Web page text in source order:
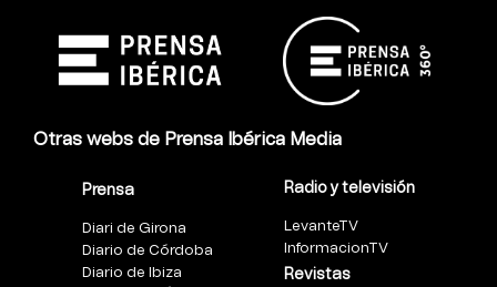
Otras webs de Prensa Ibérica Media
Prensa
Diari de Girona
Diario de Córdoba
Diario de Ibiza
Radio y televisión
LevanteTV
InformacionTV
Revistas